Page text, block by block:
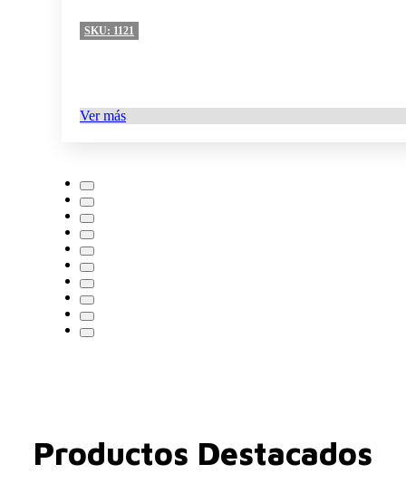
SKU: 1121
Ver más
Productos Destacados